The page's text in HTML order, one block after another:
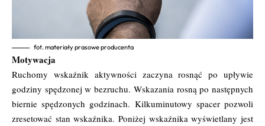
fot. materiały prasowe producenta
Motywacja
Ruchomy wskaźnik aktywności zaczyna rosnąć po upływie
godziny spędzonej w bezruchu. Wskazania rosną po następnych
biernie spędzonych godzinach. Kilkuminutowy spacer pozwoli
zresetować stan wskaźnika. Poniżej wskaźnika wyświetlany jest